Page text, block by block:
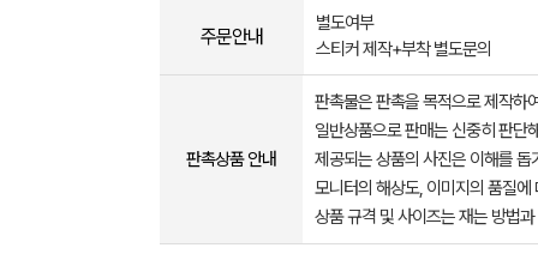
주문안내
별도여부
스티커 제작+부착 별도문의
판촉상품 안내
판촉물은 판촉을 목적으로 제작하
일반상품으로 판매는 신중히 판단
제공되는 상품의 사진은 이해를
모니터의 해상도, 이미지의 품질
상품 규격 및 사이즈는 재는 방법